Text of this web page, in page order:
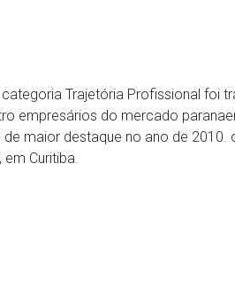
Trajetória Profissional foi
empresários do mercado
maior destaque no ano de 2010.
Curitiba.